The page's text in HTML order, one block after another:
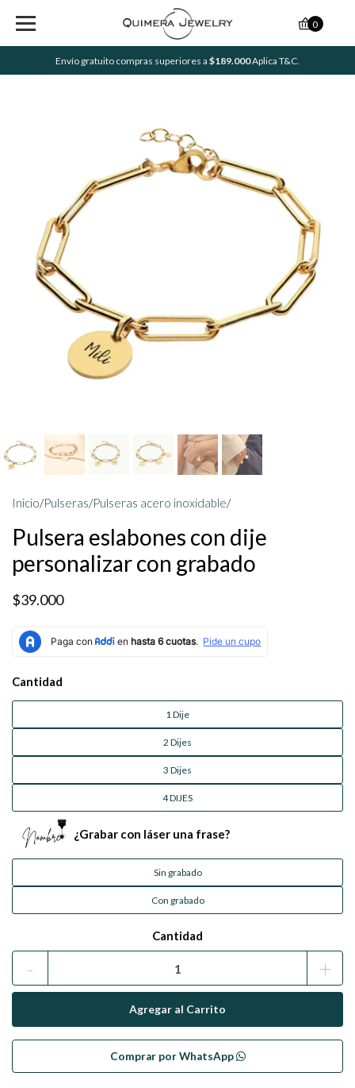
Envío gratuito compras superiores a $189.000Aplica T&C.
0
Inicio/Pulseras/Pulseras acero inoxidable/
Pulsera eslabones con dije
personalizar con grabado
$39.000
Cantidad
1 Dije
2 Dijes
3 Dijes
4 DIJES
¿Grabar con láser una frase?
Sin grabado
Con grabado
Cantidad
- +
Comprar por WhatsApp